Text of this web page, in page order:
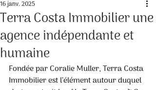
Terra Costa Immobilier une
agence indépendante et
humaine
16 janv. 2025
Fondée par Coralie Muller, Terra Costa
Immobilier est l’élément autour duquel